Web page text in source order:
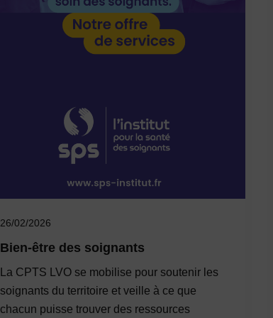
26/02/2026
Bien-être des soignants
La CPTS LVO se mobilise pour soutenir les
soignants du territoire et veille à ce que
chacun puisse trouver des ressources